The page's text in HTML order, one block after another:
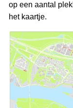
op een aantal
het kaartje.